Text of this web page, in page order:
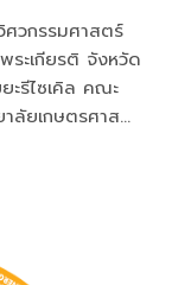
วกรรมศาสตร์
ระเกียรติ จังหวัด
ะรีไซเคิล คณะ
ลัยเกษตรศาส…